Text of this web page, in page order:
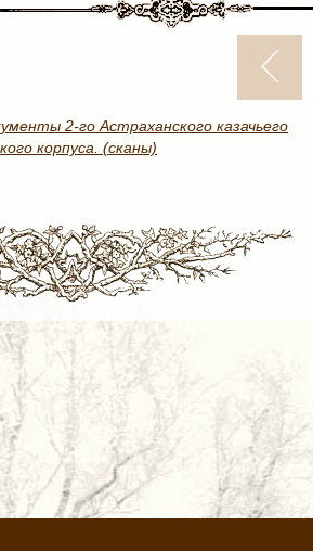
2-го Астраханского казачьего
корпуса. (сканы)